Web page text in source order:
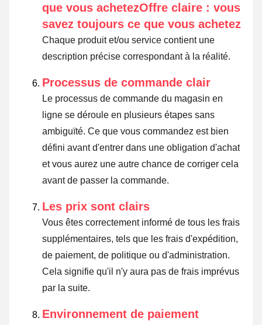
que vous achetezOffre claire : vous
savez toujours ce que vous achetez
Chaque produit et/ou service contient une
description précise correspondant à la réalité.
Processus de commande clair
Le processus de commande du magasin en
ligne se déroule en plusieurs étapes sans
ambiguïté. Ce que vous commandez est bien
défini avant d'entrer dans une obligation d'achat
et vous aurez une autre chance de corriger cela
avant de passer la commande.
Les prix sont clairs
Vous êtes correctement informé de tous les frais
supplémentaires, tels que les frais d'expédition,
de paiement, de politique ou d'administration.
Cela signifie qu'il n'y aura pas de frais imprévus
par la suite.
Environnement de paiement